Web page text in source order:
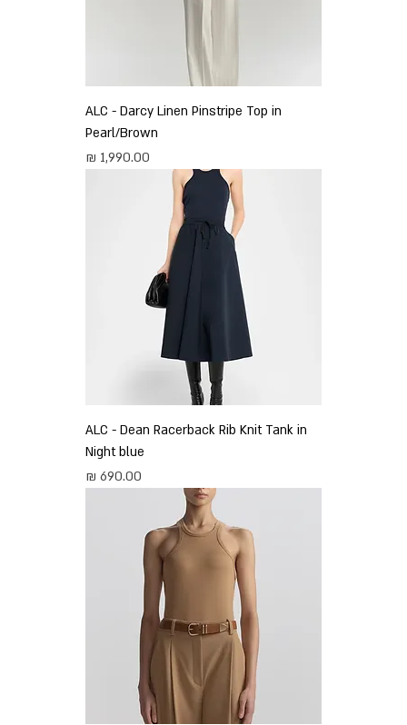
ALC - Darcy Linen Pinstripe Top in
Pearl/Brown
מחיר
ALC - Dean Racerback Rib Knit Tank in
Night blue
מחיר